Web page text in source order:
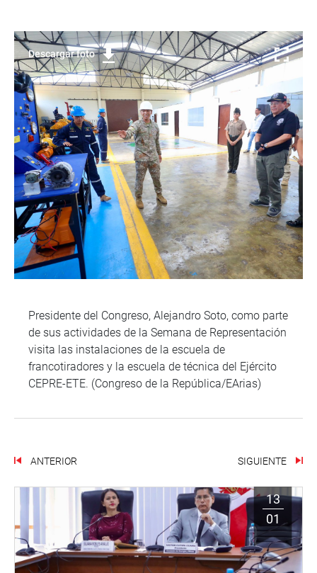
Descargar foto
Presidente del Congreso, Alejandro Soto, como parte
de sus actividades de la Semana de Representación
visita las instalaciones de la escuela de
francotiradores y la escuela de técnica del Ejército
CEPRE-ETE. (Congreso de la República/EArias)
ANTERIOR SIGUIENTE
13
01